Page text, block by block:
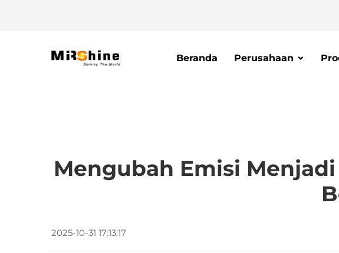
Beranda Perusahaan
Mengubah Emisi
2025-10-31 17:13:17